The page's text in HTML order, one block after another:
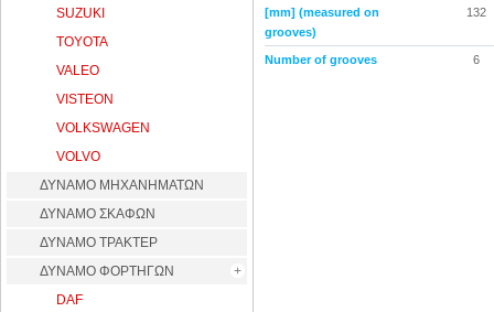
[mm] (measured on
grooves)
132
Number of grooves 6
SUZUKI
TOYOTA
VALEO
VISTEON
VOLKSWAGEN
VOLVO
ΔΥΝΑΜΟ ΜΗΧΑΝΗΜΑΤΩΝ
ΔΥΝΑΜΟ ΣΚΑΦΩΝ
ΔΥΝΑΜΟ ΤΡΑΚΤΕΡ
ΔΥΝΑΜΟ ΦΟΡΤΗΓΩΝ
DAF